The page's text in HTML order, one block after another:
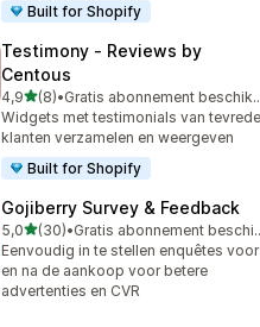
Built for Shopify
Testimony ‑ Reviews by
Centous
4,9van 5 sterren
(8)
8 recensies in totaal
•
Gratis
Widgets met testimonials van
klanten verzamelen en weergeven
Built for Shopify
Gojiberry Survey & Feedback
5,0van 5 sterren
(30)
30 recensies in totaal
•
Gratis
Eenvoudig in te stellen enquêtes voor
en na de aankoop voor betere
advertenties en CVR